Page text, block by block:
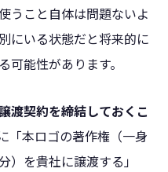
うこと自体は問題ないよ
にいる状態だと将来的に
能性があります。
渡契約を締結しておくこ
「本ロゴの著作権（一身
）を貴社に譲渡する」